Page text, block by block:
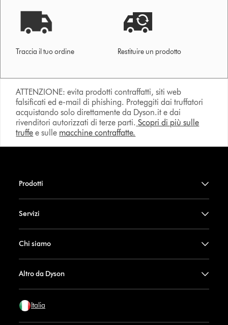
Traccia il tuo ordine Restituire un prodotto
ATTENZIONE: evita prodotti contraffatti, siti web
falsificati ed e-mail di phishing. Proteggiti dai truffatori
acquistando solo direttamente da Dyson.it e dai
rivenditori autorizzati di terze parti. Scopri di più sulle
truffe e sulle macchine contraffatte.
Prodotti
Servizi
Chi siamo
Altro da Dyson
Italia